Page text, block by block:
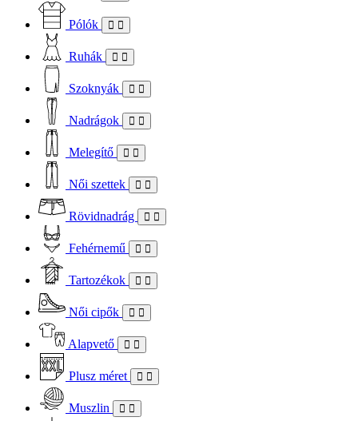
Pólók
Ruhák
Szoknyák
Nadrágok
Melegítő
Női szettek
Rövidnadrág
Fehérnemű
Tartozékok
Női cipők
Alapvető
Plusz méret
Muszlin